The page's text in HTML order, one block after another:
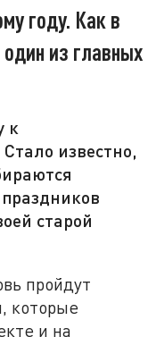
году. Как в
из главных
к
известно,
старой
пройдут
которые
и на